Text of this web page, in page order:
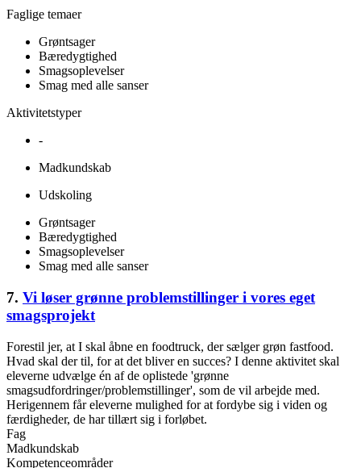
Faglige temaer
Grøntsager
Bæredygtighed
Smagsoplevelser
Smag med alle sanser
Aktivitetstyper
-
Madkundskab
Udskoling
Grøntsager
Bæredygtighed
Smagsoplevelser
Smag med alle sanser
7. Vi løser grønne problemstillinger i vores eget
smagsprojekt
Forestil jer, at I skal åbne en foodtruck, der sælger grøn fastfood.
Hvad skal der til, for at det bliver en succes? I denne aktivitet skal
eleverne udvælge én af de oplistede 'grønne
smagsudfordringer/problemstillinger', som de vil arbejde med.
Herigennem får eleverne mulighed for at fordybe sig i viden og
færdigheder, de har tillært sig i forløbet.
Fag
Madkundskab
Kompetenceområder